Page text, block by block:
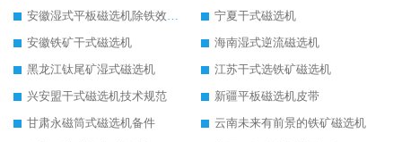
安徽湿式平板磁选机除铁效果怎么样
宁夏干式磁选机
安徽铁矿干式磁选机
海南湿式逆流磁选机
黑龙江钛尾矿湿式磁选机
江苏干式选铁矿磁选机
兴安盟干式磁选机技术规范
新疆平板磁选机皮带
甘肃永磁筒式磁选机备件
云南未来有前景的铁矿磁选机